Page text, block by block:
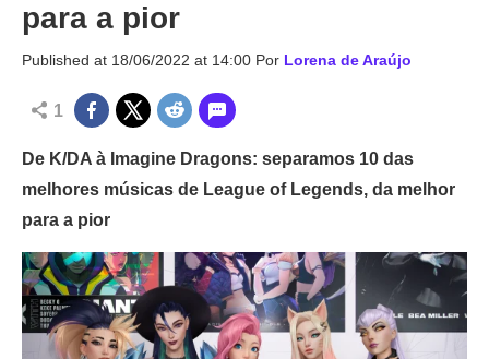
para a pior
Published at 18/06/2022 at 14:00 Por Lorena de Araújo
1
De K/DA à Imagine Dragons: separamos 10 das
melhores músicas de League of Legends, da melhor
para a pior